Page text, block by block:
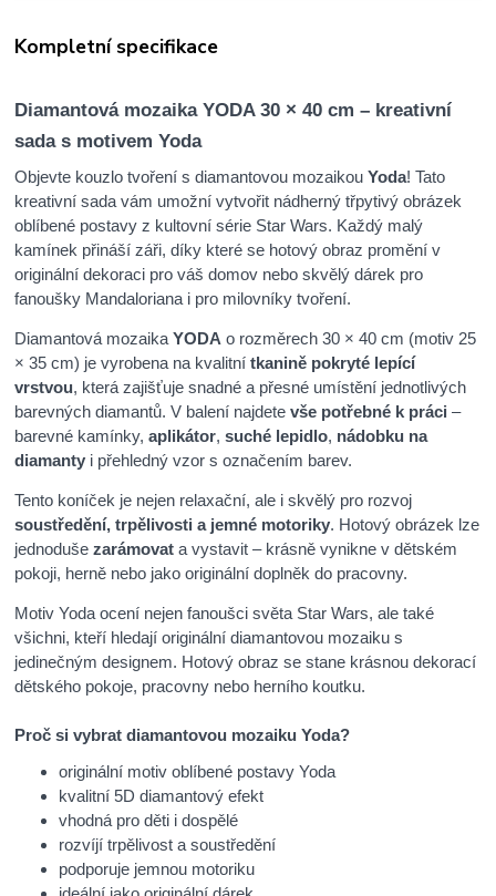
Kompletní specifikace
Diamantová mozaika YODA 30 × 40 cm – kreativní
sada s motivem Yoda
Objevte kouzlo tvoření s diamantovou mozaikouYoda! Tato
kreativní sada vám umožní vytvořit nádherný třpytivý obrázek
oblíbené postavy z kultovní série Star Wars. Každý malý
kamínek přináší záři, díky které se hotový obraz promění v
originální dekoraci pro váš domov nebo skvělý dárek pro
fanoušky Mandaloriana i pro milovníky tvoření.
Diamantová mozaikaYODA o rozměrech 30 × 40 cm (motiv 25
× 35 cm) je vyrobena na kvalitnítkanině pokryté lepící
vrstvou, která zajišťuje snadné a přesné umístění jednotlivých
barevných diamantů. V balení najdetevše potřebné k práci –
barevné kamínky,aplikátor,suché lepidlo, nádobku na
diamanty i přehledný vzor s označením barev.
Tento koníček je nejen relaxační, ale i skvělý pro rozvoj
soustředění, trpělivosti a jemné motoriky. Hotový obrázek lze
jednodušezarámovat a vystavit – krásně vynikne v dětském
pokoji, herně nebo jako originální doplněk do pracovny.
Motiv Yoda ocení nejen fanoušci světa Star Wars, ale také
všichni, kteří hledají originální diamantovou mozaiku s
jedinečným designem. Hotový obraz se stane krásnou dekorací
dětského pokoje, pracovny nebo herního koutku.
Proč si vybrat diamantovou mozaiku Yoda?
originální motiv oblíbené postavy Yoda
kvalitní 5D diamantový efekt
vhodná pro děti i dospělé
rozvíjí trpělivost a soustředění
podporuje jemnou motoriku